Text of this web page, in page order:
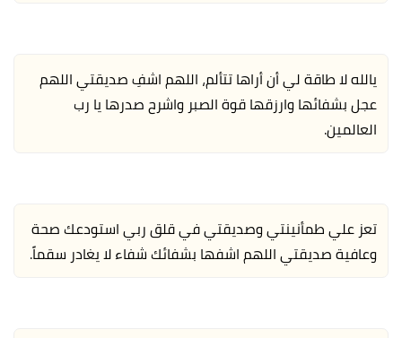
يالله لا طاقة لي أن أراها تتألم، اللهم اشفِ صديقتي اللهم
عجل بشفائها وارزقها قوة الصبر واشرح صدرها يا رب
العالمين.
تعز علي طمأنينتي وصديقتي في قلق ربي استودعك صحة
وعافية صديقتي اللهم اشفها بشفائك شفاء لا يغادر سقماً.